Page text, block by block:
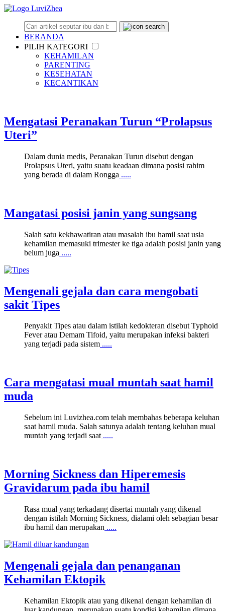
BERANDA
PILIH KATEGORI
KEHAMILAN
PARENTING
KESEHATAN
KECANTIKAN
Mengatasi Peranakan Turun “Prolapsus
Uteri”
Dalam dunia medis, Peranakan Turun disebut dengan
Prolapsus Uteri, yaitu suatu keadaan dimana posisi rahim
yang berada di dalam Rongga .....
Mangatasi posisi janin yang sungsang
Salah satu kekhawatiran atau masalah ibu hamil saat usia
kehamilan memasuki trimester ke tiga adalah posisi janin yang
belum juga .....
Mengenali gejala dan cara mengobati
sakit Tipes
Penyakit Tipes atau dalam istilah kedokteran disebut Typhoid
Fever atau Demam Tifoid, yaitu merupakan infeksi bakteri
yang terjadi pada sistem .....
Cara mengatasi mual muntah saat hamil
muda
Sebelum ini Luvizhea.com telah membahas beberapa keluhan
saat hamil muda. Salah satunya adalah tentang keluhan mual
muntah yang terjadi saat .....
Morning Sickness dan Hiperemesis
Gravidarum pada ibu hamil
Rasa mual yang terkadang disertai muntah yang dikenal
dengan istilah Morning Sickness, dialami oleh sebagian besar
ibu hamil dan merupakan .....
Mengenali gejala dan penanganan
Kehamilan Ektopik
Kehamilan Ektopik atau yang dikenal dengan kehamilan di